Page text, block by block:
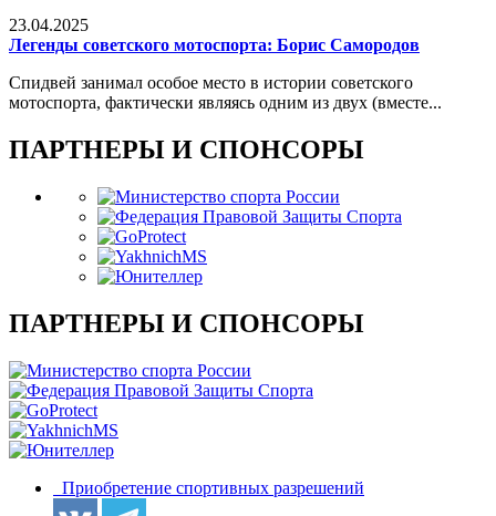
23.04.2025
Легенды советского мотоспорта: Борис Самородов
Спидвей занимал особое место в истории советского
мотоспорта, фактически являясь одним из двух (вместе...
ПАРТНЕРЫ И СПОНСОРЫ
ПАРТНЕРЫ И СПОНСОРЫ
Приобретение спортивных разрешений